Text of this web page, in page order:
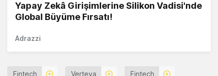
Yapay Zekâ Girişimlerine Silikon Vadisi'nde
Global Büyüme Fırsatı!
Adrazzi
Fintech Verteva Fintech